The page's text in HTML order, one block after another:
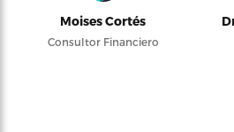
Moises Cortés
Consultor Financiero